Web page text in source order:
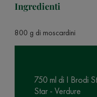
Ingredienti
800 g di moscardini
750 ml di I Brodi
Star - Verdure